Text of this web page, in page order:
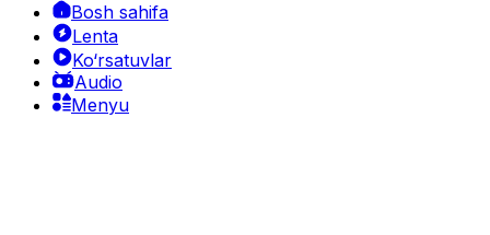
Bosh sahifa
Lenta
Ko‘rsatuvlar
Audio
Menyu